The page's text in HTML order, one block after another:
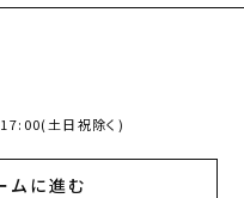
土日祝除く)
ムに進む